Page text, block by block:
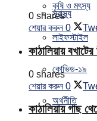
স্বাস্থ্য
কৃষি ও মৎস্য
লাইফস্টাইল
কোভিড-১৯
অর্থনীতি
0 shares
শেয়ার করুন 0
কাঠালিয়ায়
0 shares
শেয়ার করুন 0
কাঠালিয়ায় গাছ